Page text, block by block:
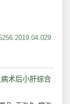
术后小肝综合